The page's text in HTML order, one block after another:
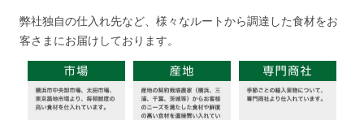
弊社独自の仕入れ先など、様々なルートから調達した食材をお
客さまにお届けしております。